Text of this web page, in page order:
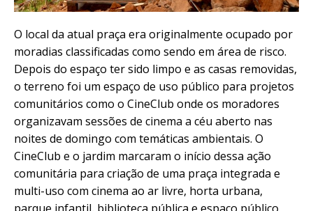
O local da atual praça era originalmente ocupado por
moradias classificadas como sendo em área de risco.
Depois do espaço ter sido limpo e as casas removidas,
o terreno foi um espaço de uso público para projetos
comunitários como o CineClub onde os moradores
organizavam sessões de cinema a céu aberto nas
noites de domingo com temáticas ambientais. O
CineClub e o jardim marcaram o início dessa ação
comunitária para criação de uma praça integrada e
multi-uso com cinema ao ar livre, horta urbana,